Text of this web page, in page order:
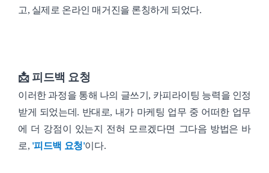
고, 실제로 온라인 매거진을 론칭하게 되었다.
📩 피드백 요청
이러한 과정을 통해 나의 글쓰기, 카피라이팅 능력을 인정
받게 되었는데. 반대로, 내가 마케팅 업무 중 어떠한 업무
에 더 강점이 있는지 전혀 모르겠다면 그다음 방법은 바
로, '피드백 요청'이다.